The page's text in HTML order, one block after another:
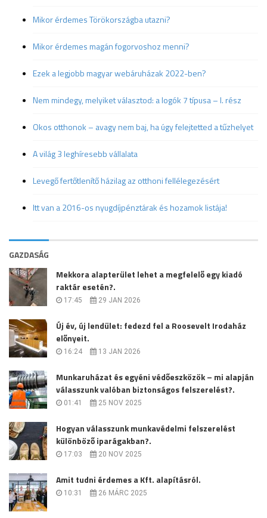
Mikor érdemes Törökországba utazni?
Mikor érdemes magán fogorvoshoz menni?
Ezek a legjobb magyar webáruházak 2022-ben?
Nem mindegy, melyiket választod: a logók 7 típusa – I. rész
Okos otthonok – avagy nem baj, ha úgy felejtetted a tűzhelyet
A világ 3 leghíresebb vállalata
Levegő fertőtlenítő házilag az otthoni fellélegezésért
Itt van a 2016-os nyugdíjpénztárak és hozamok listája!
GAZDASÁG
Mekkora alapterület lehet a megfelelő egy kiadó
raktár esetén?.
17:45 29 JAN 2026
Új év, új lendület: fedezd fel a Roosevelt Irodaház
előnyeit.
16:24 13 JAN 2026
Munkaruházat és egyéni védőeszközök – mi alapján
válasszunk valóban biztonságos felszerelést?.
01:41 25 NOV 2025
Hogyan válasszunk munkavédelmi felszerelést
különböző iparágakban?.
17:03 20 NOV 2025
Amit tudni érdemes a Kft. alapításról.
10:31 26 MÁRC 2025